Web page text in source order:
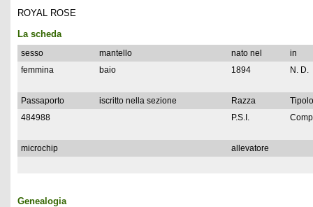
ROYAL ROSE
La scheda
sesso mantello nato nel
in
femmina
baio 1894 N. D.
Passaporto iscritto nella sezione Razza
484988
P.S.I.
microchip allevatore
Genealogia